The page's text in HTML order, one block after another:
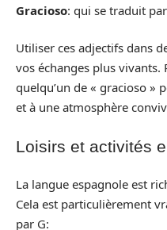
Gracioso: qui se traduit
Utiliser ces adjectifs dans
vos échanges plus
quelqu’un de « gracioso »
et à une atmosphère
Loisirs et activités
La langue espagnole est
Cela est particulièrement
par G: